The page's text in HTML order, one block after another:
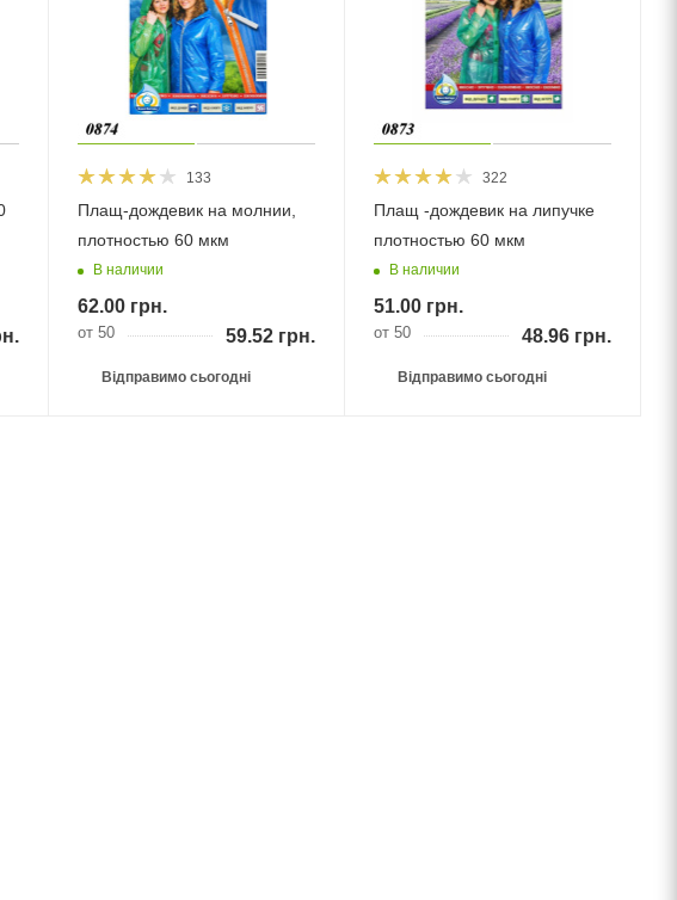
133
Плащ-дождевик на молнии,
плотностью 60 мкм
В наличии
62.00грн.
от 50 59.52грн.
Відправимо сьогодні
322
Плащ -дождевик на липучке
плотностью 60 мкм
В наличии
51.00грн.
от 50 48.96 грн.
Відправимо сьогодні